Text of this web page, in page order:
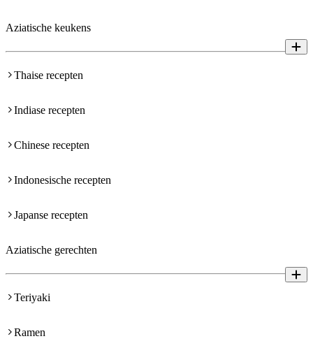
Aziatische keukens
Thaise recepten
Indiase recepten
Chinese recepten
Indonesische recepten
Japanse recepten
Aziatische gerechten
Teriyaki
Ramen